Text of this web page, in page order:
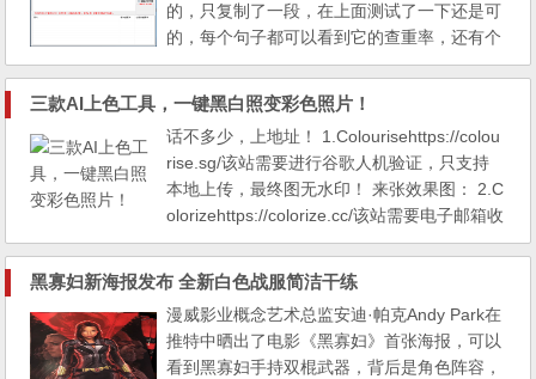
的，只复制了一段，在上面测试了一下还是可
的，每个句子都可以看到它的查重率，还有个
黑科技就是可以帮你云修改，不过修改的东西
毕竟机器，所以可能会不满意，不过总体来说
还是挺不错的一个软件。 使用方法：1、粘贴
文章（或者点击打开WORD文档，或者直接拖
动WORD文档到软件窗口中，会自动解析）
2、...
三款AI上色工具，一键黑白照变彩色照片！
话不多少，上地址！ 1.Colourisehttps://colou
rise.sg/该站需要进行谷歌人机验证，只支持
本地上传，最终图无水印！ 来张效果图： 2.C
olorizehttps://colorize.cc/该站需要电子邮箱收
取最终图，支持本地上传和网络图片，30秒-1
0分钟到发送到邮箱下载，最终图有水印！ 来
张效果图： 3.Algorithmiahttps://demos.algori
thmia.com/colorize-photos/该站支持本地上传
和网络图片...
黑寡妇新海报发布 全新白色战服简洁干练
漫威影业概念艺术总监安迪·帕克Andy Park在
推特中晒出了电影《黑寡妇》首张海报，可以
看到黑寡妇手持双棍武器，背后是角色阵容，